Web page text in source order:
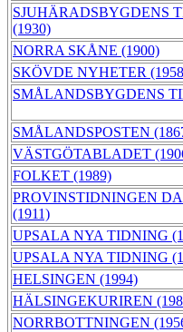
SJUHÄRADSBYGDENS
(1930)
NORRA SKÅNE (1900)
SKÖVDE NYHETER
SMÅLANDSBYGDENS
SMÅLANDSPOSTEN
VÄSTGÖTABLADET
FOLKET (1989)
PROVINSTIDNINGEN
(1911)
UPSALA NYA TIDNING
UPSALA NYA TIDNING
HELSINGEN (1994)
HÄLSINGEKURIREN
NORRBOTTNINGEN